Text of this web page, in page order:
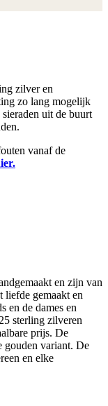
zilver en
zo lang mogelijk
uit de buurt
vanaf de
en zijn van
liefde gemaakt en
en de dames en
sterling zilveren
prijs. De
gouden variant. De
en elke